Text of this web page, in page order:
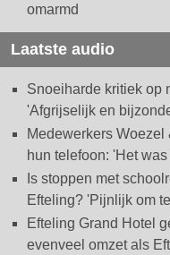
omarmd
Laatste audio
Snoeiharde kritiek op
'Afgrijselijk en
Medewerkers
hun telefoon: 'Het
Is stoppen met
Efteling? 'Pijnlijk om
Efteling Grand Hotel
evenveel omzet als